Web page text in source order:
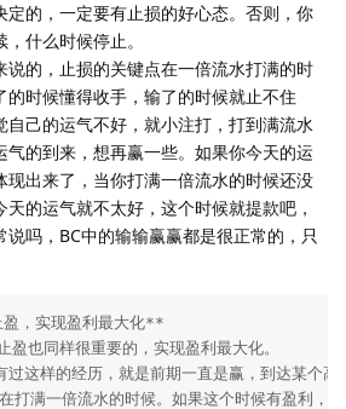
定的，一定要有止损的好心态。否则，你
什么时候停止。
说的，止损的关键点在一倍流水打满的时
时候懂得收手，输了的时候就止不住
自己的运气不好，就小注打，打到满流水
的到来，想再赢一些。如果你今天的运
现出来了，当你打满一倍流水的时候还没
的运气就不太好，这个时候就提款吧，
吗，BC中的输输赢赢都是很正常的，只
，实现盈利最大化**
也同样很重要的，实现盈利最大化。
这样的经历，就是前期一直是赢，到达某个
打满一倍流水的时候。如果这个时候有盈利，